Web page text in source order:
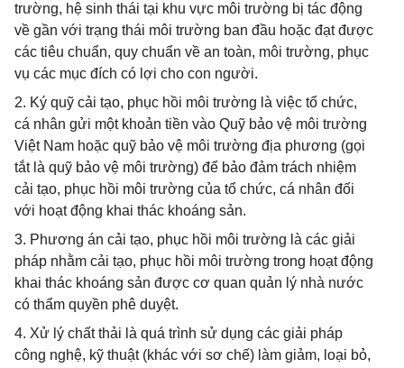
trường, hệ sinh thái tại khu vực môi trường bị tác động
về gần với trạng thái môi trường ban đầu hoặc đạt được
các tiêu chuẩn, quy chuẩn về an toàn, môi trường, phục
vụ các mục đích có lợi cho con người.
2. Ký quỹ cải tạo, phục hồi môi trường là việc tổ chức,
cá nhân gửi một khoản tiền vào Quỹ bảo vệ môi trường
Việt Nam hoặc quỹ bảo vệ môi trường địa phương (gọi
tắt là quỹ bảo vệ môi trường) để bảo đảm trách nhiệm
cải tạo, phục hồi môi trường của tổ chức, cá nhân đối
với hoạt động khai thác khoáng sản.
3. Phương án cải tạo, phục hồi môi trường là các giải
pháp nhằm cải tạo, phục hồi môi trường trong hoạt động
khai thác khoáng sản được cơ quan quản lý nhà nước
có thẩm quyền phê duyệt.
4. Xử lý chất thải là quá trình sử dụng các giải pháp
công nghệ, kỹ thuật (khác với sơ chế) làm giảm, loại bỏ,